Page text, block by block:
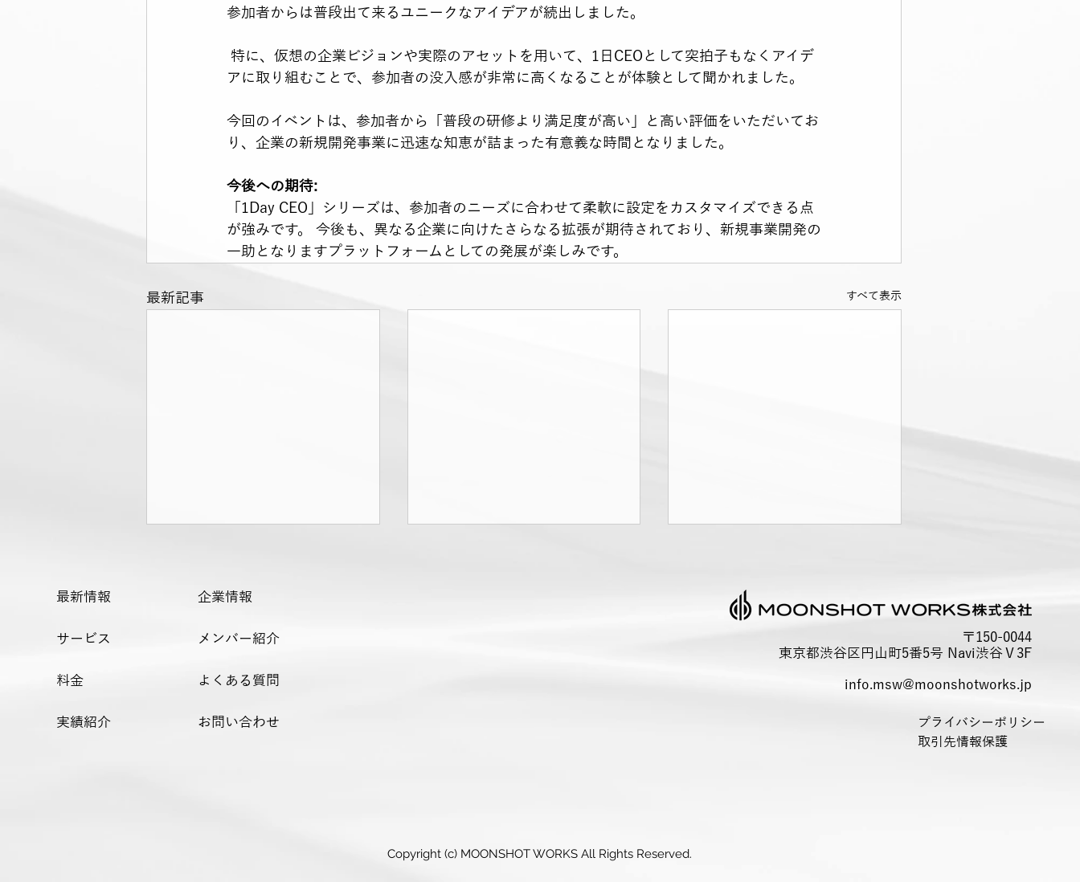
参加者からは普段出て来るユニークなアイデアが続出しました。
アに取り組むことで、参加者の没入感が非常に高くなることが体験として聞かれました。
今回のイベントは、参加者から「普段の研修より満足度が高い」と高い評価をいただいてお
り、企業の新規開発事業に迅速な知恵が詰まった有意義な時間となりました。
今後への期待:
「1Day CEO」シリーズは、参加者のニーズに合わせて柔軟に設定をカスタマイズできる点
が強みです。 今後も、異なる企業に向けたさらなる拡張が期待されており、新規事業開発の
一助となりますプラットフォームとしての発展が楽しみです。
最新記事 すべて表示
【弊社代表 藤塚洋介がnote連
9月10日のプレスリリースがWEB
た。 掲載メディアは下記の通り
家の皆様のご支援とサービス開発
最新情報
サービス
料金
実績紹介
企業情報
メンバー紹介
よくある質問
お問い合わせ
〒150-0044
東京都渋谷区円山町5番5号 Navi渋谷Ⅴ3F
info.msw@moonshotworks.jp
プライバシーポリシー
取引先情報保護
Copyright (c) MOONSHOT WORKS All Rights Reserved.